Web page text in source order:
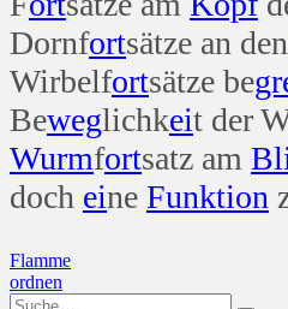
Dornfortsätze an den
Wirbelfortsätze be
Beweglichkeit der
Wurmfortsatz am
doch eine Funktion
Beitragsnavigation
Flamme
ordnen
Suche